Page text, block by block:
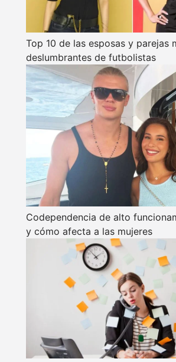
Top 10 de las esposas y parejas
deslumbrantes de futbolistas
Codependencia de alto
y cómo afecta a las mujeres